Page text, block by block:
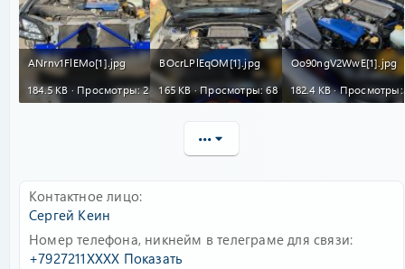
ANrnv1FlEMo[1].jpg
184.5 KB · Просмотры: 289
BOcrLPlEqOM[1].jpg
165 KB · Просмотры: 68
Oo90ngV2WwE[1].jpg
182.4 KB · Просмотры:
•••
Контактное лицо
Сергей Кеин
Номер телефона, никнейм в телеграме для связи
+7927211XXXX Показать